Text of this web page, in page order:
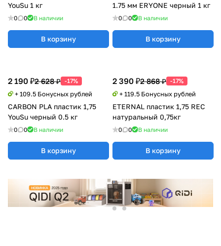
1.75 мм ERYONE черный 1 кг
0 0 В наличии
В корзину
2 190 ₽2 628 ₽ -17%
+ 109.5 Бонусных рублей
CARBON PLA пластик 1,75
YouSu черный 0.5 кг
0 0 В наличии
В корзину
2 390 ₽2 868 ₽ -17%
+ 119.5 Бонусных рублей
ETERNAL пластик 1,75 REC
натуральный 0,75кг
0 0 В наличии
В корзину
YouSu 1 кг
0 0 В наличии
В корзину